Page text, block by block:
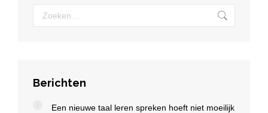
Zoeken:
Berichten
Een nieuwe taal leren spreken hoeft niet moeilijk